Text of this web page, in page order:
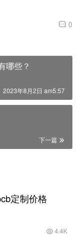
0
哪些？
2023年8月2日 am5:57
下一篇
定制价格
4.4K